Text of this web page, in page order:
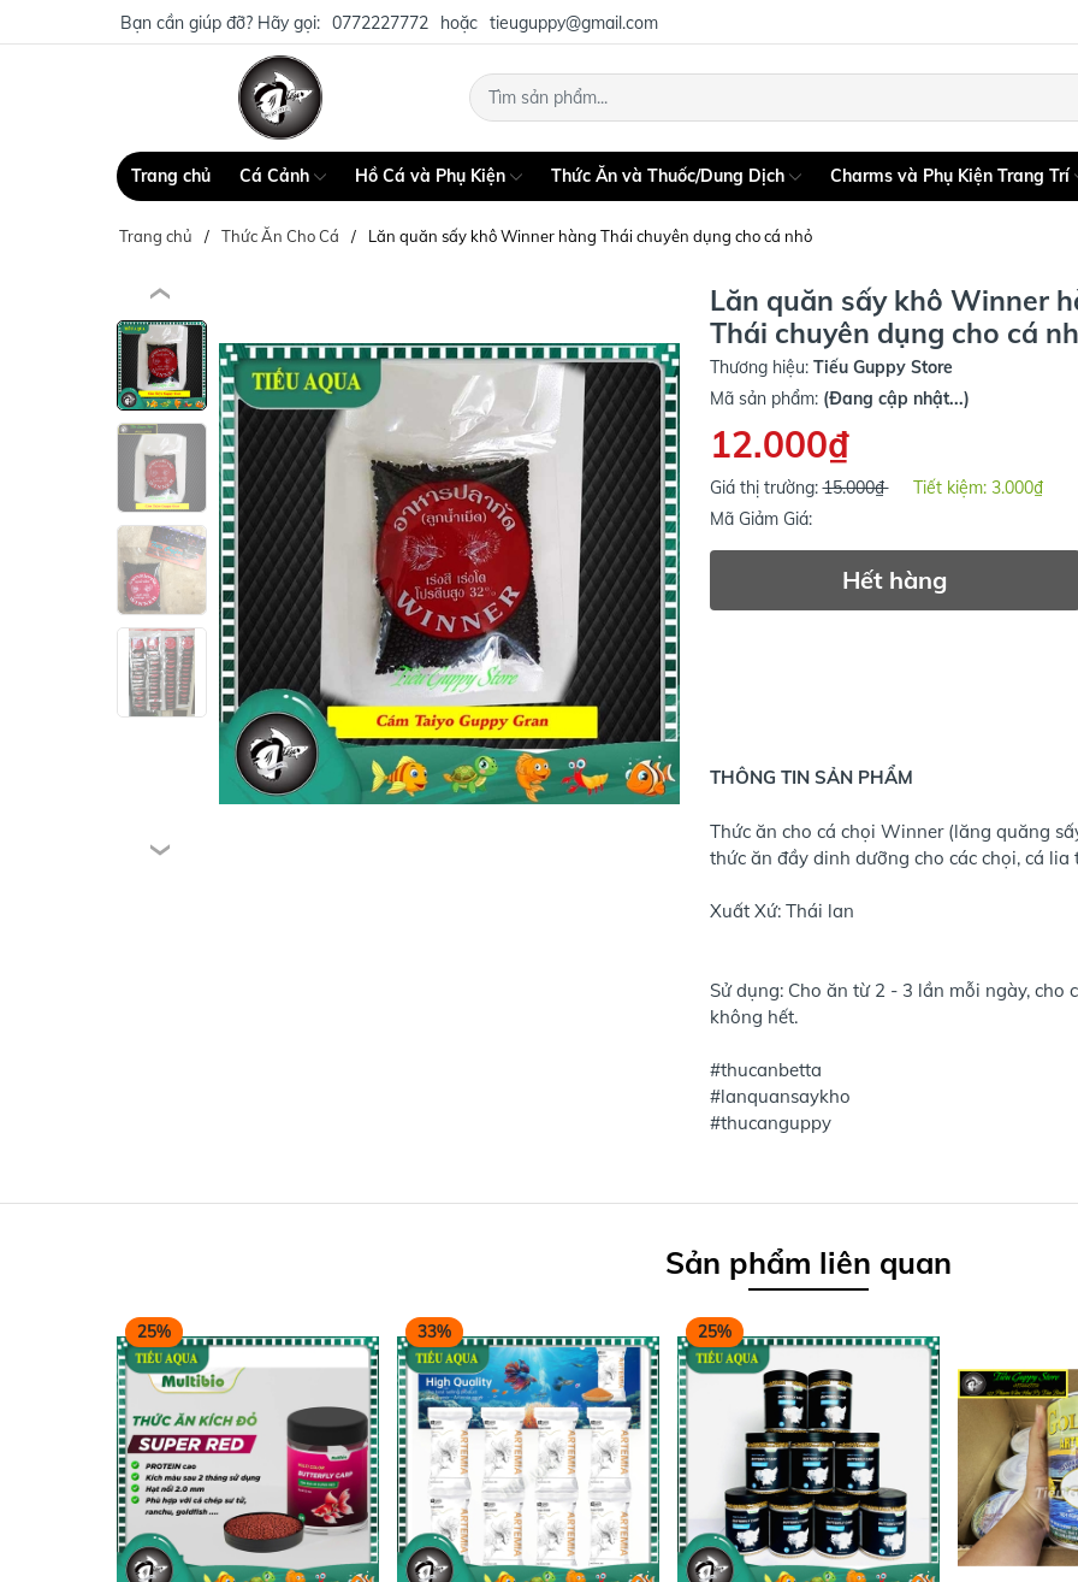
Bạn cần giúp đỡ? Hãy gọi: 0772227772 hoặc tieuguppy@gmail.com
Trang chủ Cá Cảnh Hồ Cá và Phụ Kiện Thức Ăn và Thuốc/Dung Dịch Charms và Phụ Kiện Trang Trí
Trang chủ Thức Ăn Cho Cá Lăn quăn sấy khô Winner hàng Thái chuyên dụng cho cá nhỏ
Lăn quăn sấy khô Winner
Thái chuyên dụng cho cá
Thương hiệu: Tiếu Guppy Store
Mã sản phẩm: (Đang cập nhật...)
12.000₫
Giá thị trường:15.000₫ Tiết kiệm: 3.000₫
Mã Giảm Giá:
Hết hàng
THÔNG TIN SẢN PHẨM
Thức ăn cho cá chọi Winner (lăng quăng
thức ăn đầy dinh dưỡng cho các chọi, cá lia
Xuất Xứ: Thái lan
Sử dụng: Cho ăn từ 2 - 3 lần mỗi ngày,
không hết.
#thucanbetta
#lanquansaykho
#thucanguppy
Sản phẩm liên quan
25% 33% 25%